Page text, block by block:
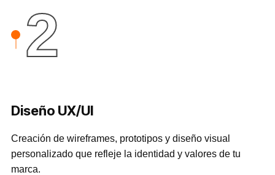
2
Diseño UX/UI
Creación de wireframes, prototipos y diseño visual
personalizado que refleje la identidad y valores de tu
marca.